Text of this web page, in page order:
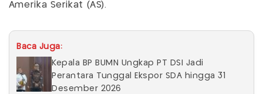
Amerika Serikat (AS).
Baca Juga:
Kepala BP BUMN Ungkap PT DSI Jadi
Perantara Tunggal Ekspor SDA hingga 31
Desember 2026